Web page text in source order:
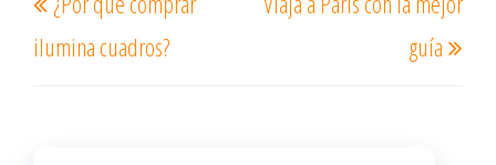
de
entradas
anterior
ilumina cuadros?
guía